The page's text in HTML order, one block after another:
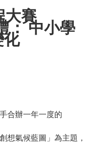
大賽
： 中小學
化
合辦一年一度的
想氣候藍圖」為主題，